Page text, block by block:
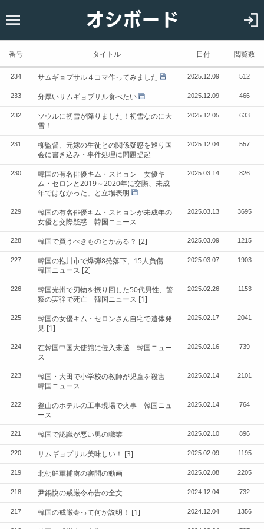
オシボード
番号 タイトル 日付 閲覧数
234 サムギョプサル４コマ作ってみました 2025.12.09 512
233 分厚いサムギョプサル食べたい 2025.12.09 466
232
ソウルに初雪が降りました！初雪なのに大
雪！
2025.12.05 633
231
柳監督、元嫁の生徒との関係疑惑を巡り国
会に書き込み・事件処理に問題提起
2025.12.04 557
230
韓国の有名俳優キム・スヒョン「女優キ
ム・セロンと2019～2020年に交際、未成
年ではなかった」と立場表明
2025.03.14 826
229
韓国の有名俳優キム・スヒョンが未成年の
女優と交際疑惑 韓国ニュース
2025.03.13 3695
228 韓国で買うべきものとかある？ [2] 2025.03.09 1215
227
韓国の抱川市で爆弾8発落下、15人負傷
韓国ニュース [2]
2025.03.07 1903
226
韓国光州で刃物を振り回した50代男性、警
察の実弾で死亡 韓国ニュース [1]
2025.02.26 1153
225
韓国の女優キム・セロンさん自宅で遺体発
見 [1]
2025.02.17 2041
224
在韓国中国大使館に侵入未遂 韓国ニュー
ス
2025.02.16 739
223
韓国・大田で小学校の教師が児童を殺害
韓国ニュース
2025.02.14 2101
222
釜山のホテルの工事現場で火事 韓国ニュ
ース
2025.02.14 764
221 韓国で認識が悪い男の職業 2025.02.10 896
220 サムギョプサル美味しい！ [3] 2025.02.09 1195
219 北朝鮮軍捕虜の審問の動画 2025.02.08 2205
218 尹錫悅の戒厳令布告の全文 2024.12.04 732
217 韓国の戒厳令って何か説明！ [1] 2024.12.04 1356
恋愛
お知らせ